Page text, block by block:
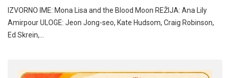
IZVORNO IME: Mona Lisa and the Blood Moon REŽIJA: Ana Lily
Amirpour ULOGE: Jeon Jong-seo, Kate Hudsom, Craig Robinson,
Ed Skrein,…